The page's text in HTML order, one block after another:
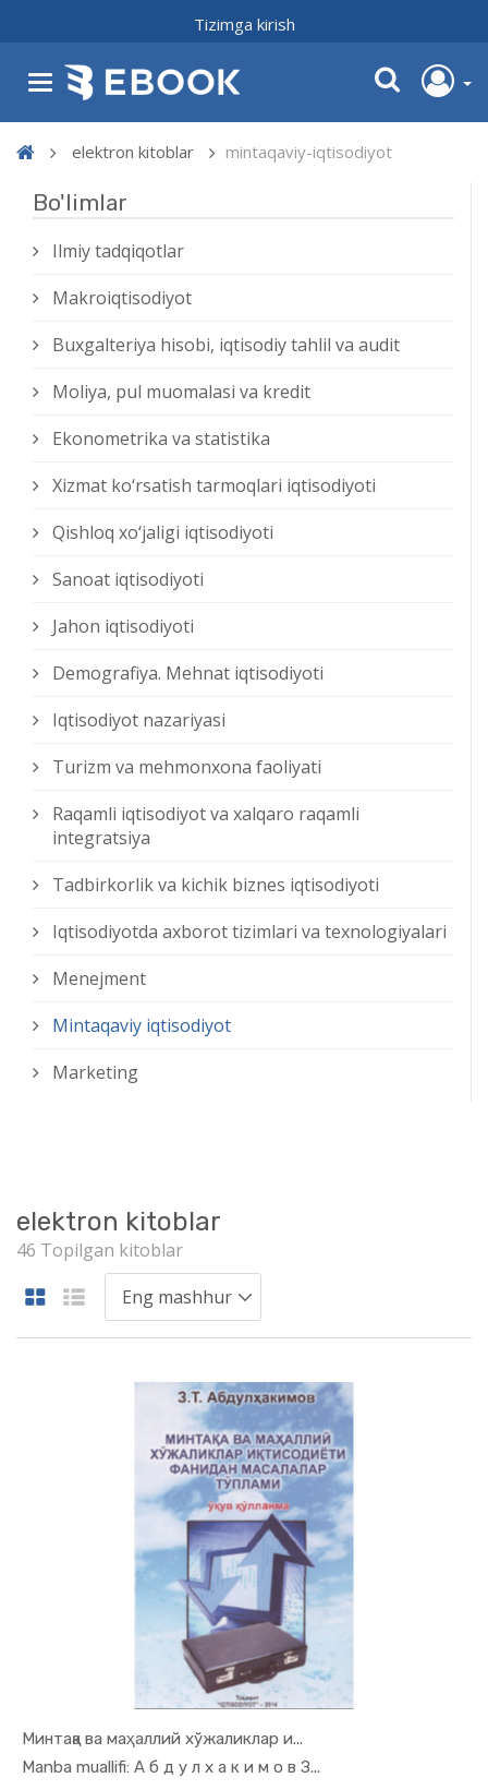
Tizimga kirish
elektron kitoblar mintaqaviy-iqtisodiyot
Bo'limlar
Ilmiy tadqiqotlar
Makroiqtisodiyot
Buxgalteriya hisobi, iqtisodiy tahlil va audit
Moliya, pul muomalasi va kredit
Ekonometrika va statistika
Xizmat kо‘rsatish tarmoqlari iqtisodiyoti
Qishloq xо‘jaligi iqtisodiyoti
Sanoat iqtisodiyoti
Jahon iqtisodiyoti
Demografiya. Mehnat iqtisodiyoti
Iqtisodiyot nazariyasi
Turizm va mehmonxona faoliyati
Raqamli iqtisodiyot va xalqaro raqamli
integratsiya
Tadbirkorlik va kichik biznes iqtisodiyoti
Iqtisodiyotda axborot tizimlari va texnologiyalari
Menejment
Mintaqaviy iqtisodiyot
Marketing
elektron kitoblar
46 Topilgan kitoblar
Минтақа ва маҳаллий хўжаликлар и...
Manba muallifi: А б д у л х а к и м о в З...
In Mintaqa...